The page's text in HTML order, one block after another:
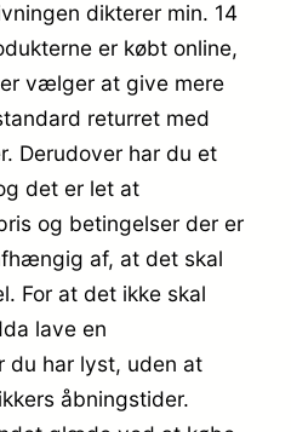
dikterer min. 14
er købt online,
vælger at give mere
returret med
Derudover har du et
det er let at
og betingelser der er
af, at det skal
at det ikke skal
lave en
du har lyst, uden at
åbningstider.